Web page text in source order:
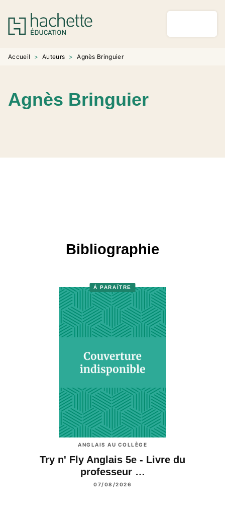
MENU RECHERCHE
PIED DE PAGE
Accueil > Auteurs > Agnès Bringuier
Agnès Bringuier
Bibliographie
À PARAÎTRE
ANGLAIS AU COLLÈGE
Try n' Fly Anglais 5e - Livre du
professeur …
07/08/2026